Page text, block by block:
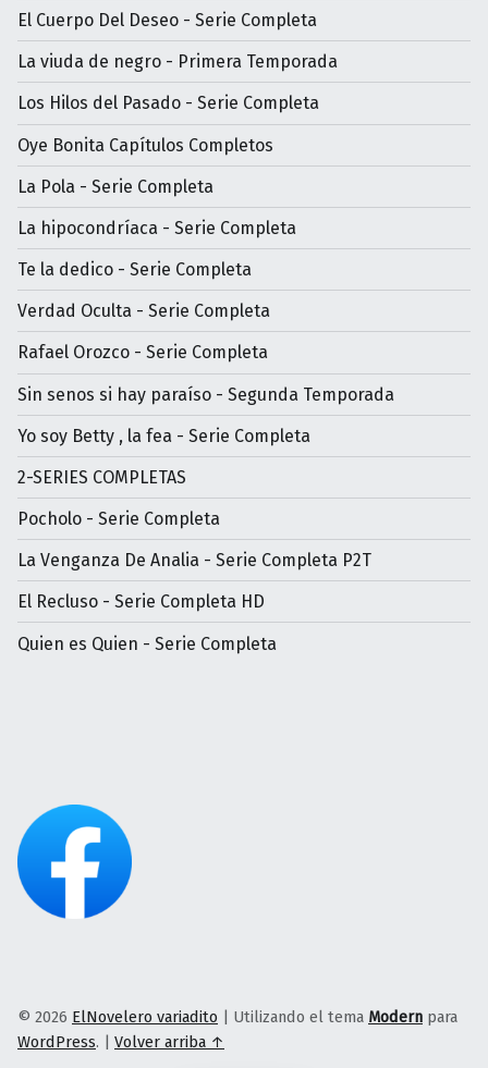
El Cuerpo Del Deseo - Serie Completa
La viuda de negro - Primera Temporada
Los Hilos del Pasado - Serie Completa
Oye Bonita Capítulos Completos
La Pola - Serie Completa
La hipocondríaca - Serie Completa
Te la dedico - Serie Completa
Verdad Oculta - Serie Completa
Rafael Orozco - Serie Completa
Sin senos si hay paraíso - Segunda Temporada
Yo soy Betty , la fea - Serie Completa
2-SERIES COMPLETAS
Pocholo - Serie Completa
La Venganza De Analia - Serie Completa P2T
El Recluso - Serie Completa HD
Quien es Quien - Serie Completa
© 2026 ElNovelero variadito | Utilizando el tema Modern para
WordPress. | Volver arriba ↑